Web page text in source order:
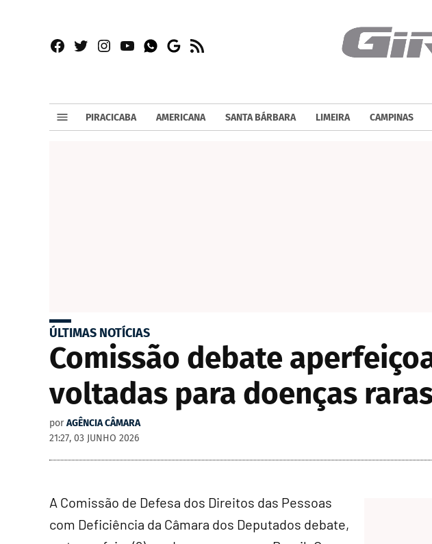
Facebook
TwitterInstagram
YouTubeWhatsapp
Google
RSS
PIRACICABA AMERICANA SANTA BÁRBARA LIMEIRA CAMPINAS
ÚLTIMAS NOTÍCIAS
Comissão debate
voltadas para doenças
por AGÊNCIA CÂMARA
21:27, 03 JUNHO 2026
A Comissão de Defesa dos Direitos das Pessoas
com Deficiência da Câmara dos Deputados debate,